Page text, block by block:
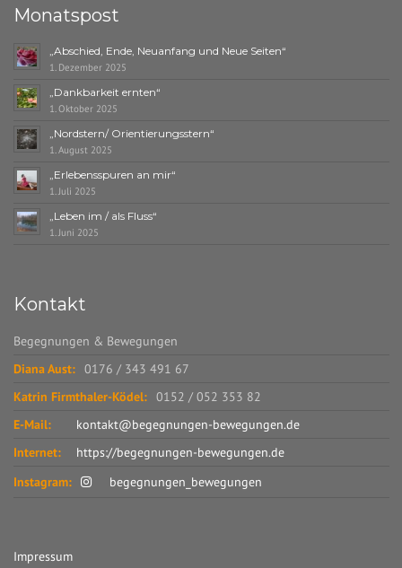
Monatspost
„Abschied, Ende, Neuanfang und Neue Seiten“
1. Dezember 2025
„Dankbarkeit ernten“
1. Oktober 2025
„Nordstern/ Orientierungsstern“
1. August 2025
„Erlebensspuren an mir“
1. Juli 2025
„Leben im / als Fluss“
1. Juni 2025
Kontakt
Begegnungen & Bewegungen
Diana Aust: 0176 / 343 491 67
Katrin Firmthaler-Ködel: 0152 / 052 353 82
E-Mail:
kontakt@begegnungen-bewegungen.de
Internet:
https://begegnungen-bewegungen.de
Instagram:
begegnungen_bewegungen
Impressum